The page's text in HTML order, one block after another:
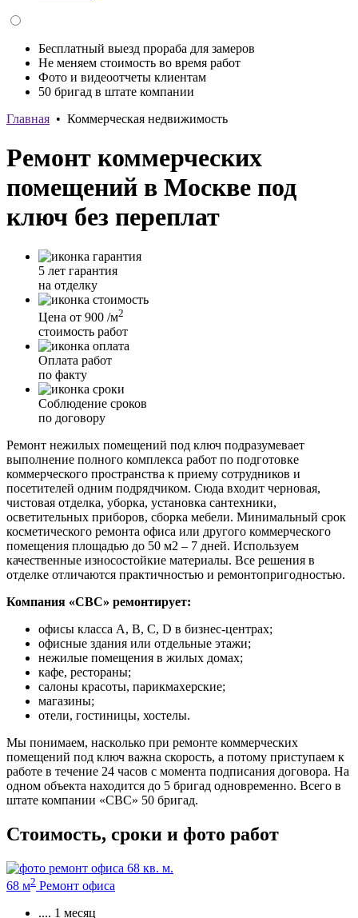
Бесплатный выезд прораба для замеров
Не меняем стоимость во время работ
Фото и видеоотчеты клиентам
50 бригад в штате компании
Главная • Коммерческая недвижимость
Ремонт коммерческих
помещений в Москве под
ключ без переплат
5 лет гарантия
на отделку
Цена от 900 /м2
стоимость работ
Оплата работ
по факту
Соблюдение сроков
по договору
Ремонт нежилых помещений под ключ подразумевает
выполнение полного комплекса работ по подготовке
коммерческого пространства к приему сотрудников и
посетителей одним подрядчиком. Сюда входит черновая,
чистовая отделка, уборка, установка сантехники,
осветительных приборов, сборка мебели. Минимальный срок
косметического ремонта офиса или другого коммерческого
помещения площадью до 50 м2 – 7 дней. Используем
качественные износостойкие материалы. Все решения в
отделке отличаются практичностью и ремонтопригодностью.
Компания «СВС» ремонтирует:
офисы класса А, B, C, D в бизнес-центрах;
офисные здания или отдельные этажи;
нежилые помещения в жилых домах;
кафе, рестораны;
салоны красоты, парикмахерские;
магазины;
отели, гостиницы, хостелы.
Мы понимаем, насколько при ремонте коммерческих
помещений под ключ важна скорость, а потому приступаем к
работе в течение 24 часов с момента подписания договора. На
одном объекта находится до 5 бригад одновременно. Всего в
штате компании «СВС» 50 бригад.
Стоимость, сроки и фото работ
68 м2 Ремонт офиса
.... 1 месяц